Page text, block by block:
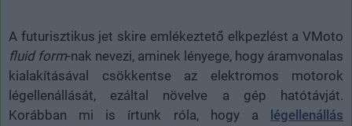
A futurisztikus jet skire emlékeztető elkpezlést a VMoto
fluid form-nak nevezi, aminek lényege, hogy áramvonalas
kialakításával csökkentse az elektromos motorok
légellenállását, ezáltal növelve a gép hatótávját.
Korábban mi is írtunk róla, hogy a
légellenállás